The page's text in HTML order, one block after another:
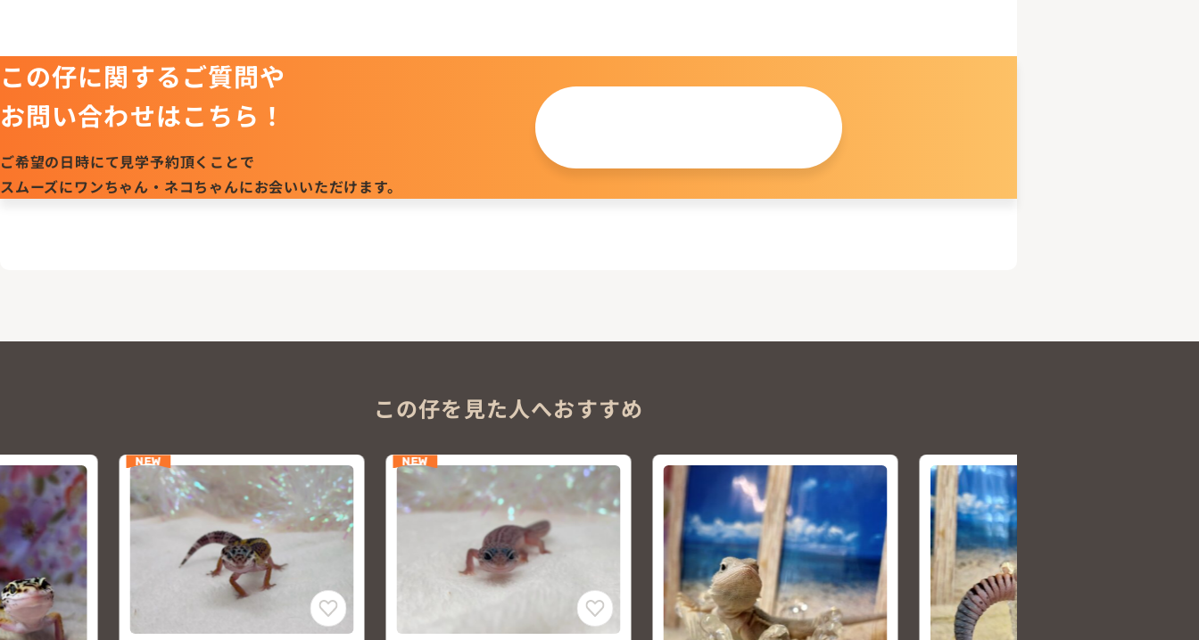
この仔に関するご質問や
お問い合わせはこちら！
ご希望の日時にて見学予約頂くことで
スムーズにワンちゃん・ネコちゃんにお会いいただけます。
この仔を見た人へおすすめ
NEW